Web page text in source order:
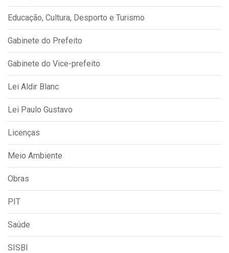
Educação, Cultura, Desporto e Turismo
Gabinete do Prefeito
Gabinete do Vice-prefeito
Lei Aldir Blanc
Lei Paulo Gustavo
Licenças
Meio Ambiente
Obras
PIT
Saúde
SISBI